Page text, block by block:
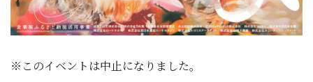
※このイベントは中止になりました。